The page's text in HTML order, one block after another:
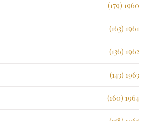
1960 (179)
1961 (163)
1962 (136)
1963 (143)
1964 (160)